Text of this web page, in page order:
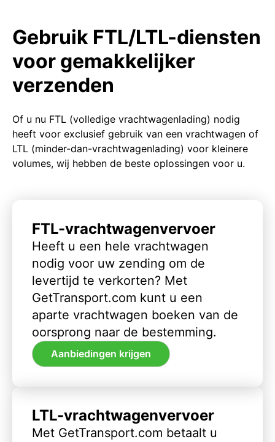
Gebruik FTL/LTL-diensten
voor gemakkelijker
verzenden
Of u nu FTL (volledige vrachtwagenlading) nodig
heeft voor exclusief gebruik van een vrachtwagen of
LTL (minder-dan-vrachtwagenlading) voor kleinere
volumes, wij hebben de beste oplossingen voor u.
FTL-vrachtwagenvervoer
Heeft u een hele vrachtwagen
nodig voor uw zending om de
levertijd te verkorten? Met
GetTransport.com kunt u een
aparte vrachtwagen boeken van de
oorsprong naar de bestemming.
Aanbiedingen krijgen
LTL-vrachtwagenvervoer
Met GetTransport.com betaalt u